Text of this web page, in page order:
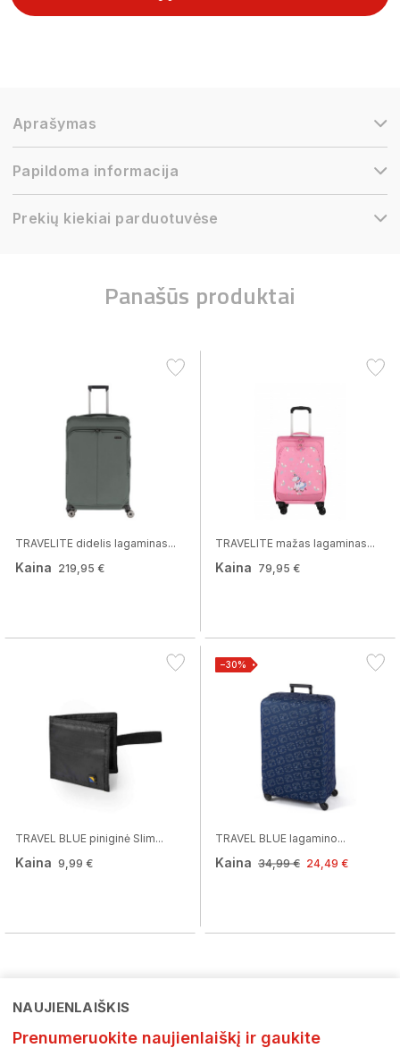
Aprašymas
Papildoma informacija
Prekių kiekiai parduotuvėse
Panašūs produktai
TRAVELITE didelis lagaminas...
Kaina 219,95 €
TRAVELITE mažas lagaminas...
Kaina 79,95 €
TRAVEL BLUE piniginė Slim...
Kaina 9,99 €
−30%
TRAVEL BLUE lagamino...
Kaina 34,99 € 24,49 €
NAUJIENLAIŠKIS
Prenumeruokite naujienlaiškį ir gaukite